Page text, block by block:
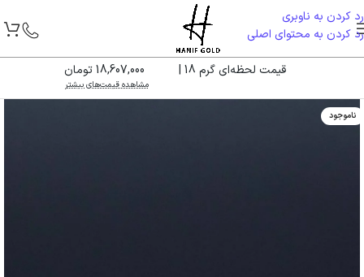
رد کردن به ناوبری
رد کردن به محتوای اصلی
قیمت لحظه‌ای گرم 18 | 18,607,000 تومان
مشاهده قیمت‌های بیشتر
ناموجود